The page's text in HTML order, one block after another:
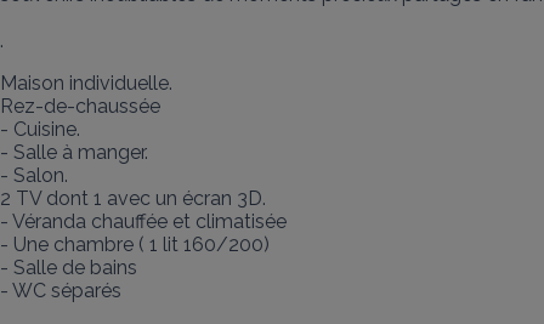
.
Maison individuelle.
Rez-de-chaussée
- Cuisine.
- Salle à manger.
- Salon.
2 TV dont 1 avec un écran 3D.
- Véranda chauffée et climatisée
- Une chambre ( 1 lit 160/200)
- Salle de bains
- WC séparés